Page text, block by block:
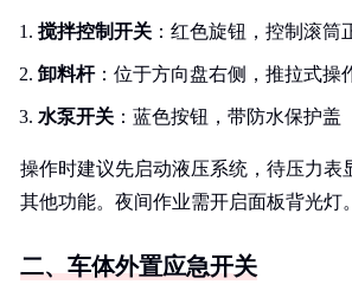
搅拌控制开关 ：红色旋钮，控制滚筒
卸料杆：位于方向盘右侧，推拉式操
水泵开关 ：蓝色按钮，带防水保护盖
操作时建议先启动液压系统，待压力表
其他功能。夜间作业需开启面板背光灯。
二、车体外置应急开关